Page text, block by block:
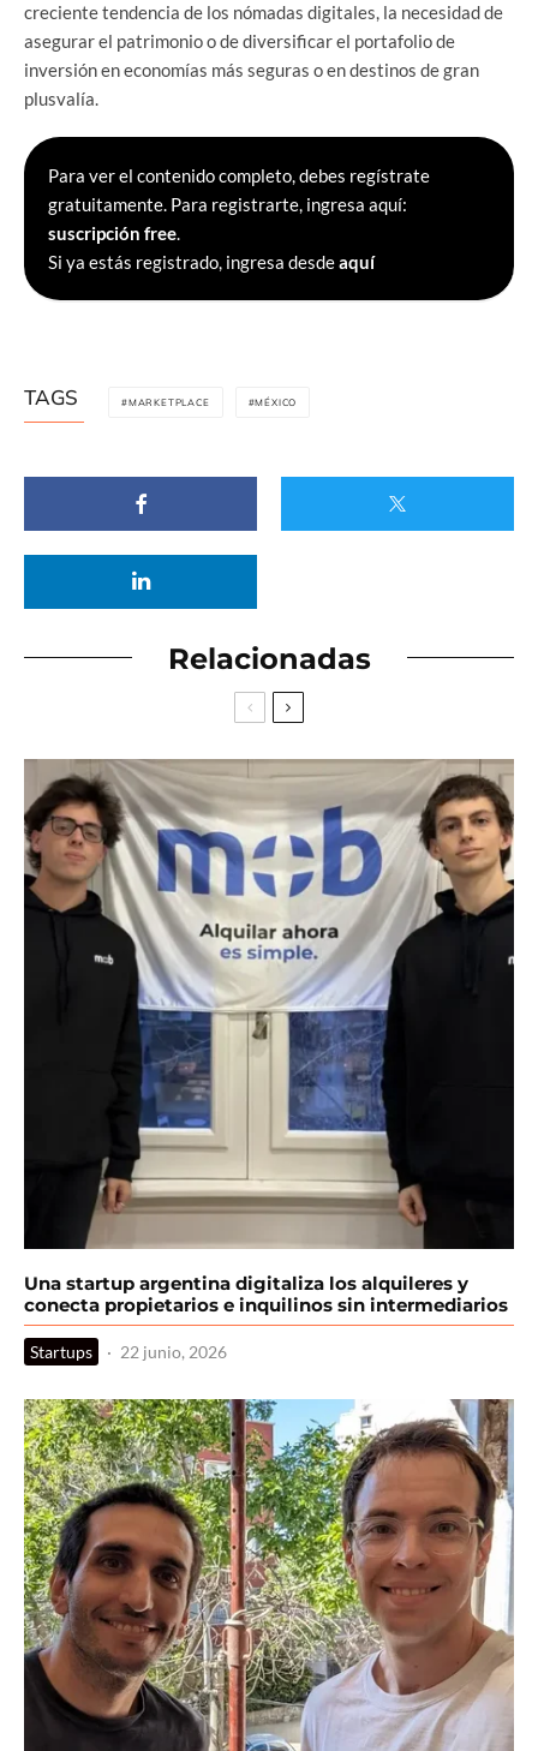
creciente tendencia de los nómadas digitales, la necesidad de
asegurar el patrimonio o de diversificar el portafolio de
inversión en economías más seguras o en destinos de gran
plusvalía.
Para ver el contenido completo, debes regístrate
gratuitamente. Para registrarte, ingresa aquí:
suscripción free.
Si ya estás registrado, ingresa desdeaquí
TAGS MARKETPLACE MÉXICO
Relacionadas
Una startup argentina digitaliza los alquileres y
conecta propietarios e inquilinos sin intermediarios
Startups · 22 junio, 2026